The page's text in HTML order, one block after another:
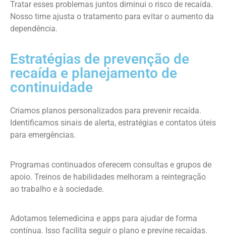
Tratar esses problemas juntos diminui o risco de recaída.
Nosso time ajusta o tratamento para evitar o aumento da
dependência.
Estratégias de prevenção de
recaída e planejamento de
continuidade
Criamos planos personalizados para prevenir recaída.
Identificamos sinais de alerta, estratégias e contatos úteis
para emergências.
Programas continuados oferecem consultas e grupos de
apoio. Treinos de habilidades melhoram a reintegração
ao trabalho e à sociedade.
Adotamos telemedicina e apps para ajudar de forma
contínua. Isso facilita seguir o plano e previne recaídas.